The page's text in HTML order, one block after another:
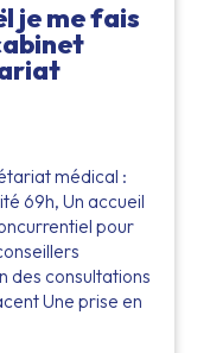
je me fais
médical :
69h, Un accueil
pour
des consultations
Une prise en